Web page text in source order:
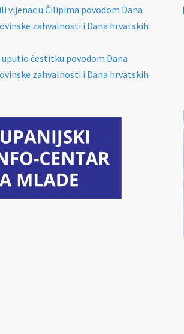
vijenac u Čilipima povodom Dana
zahvalnosti i Dana hrvatskih
uputio čestitku povodom Dana
zahvalnosti i Dana hrvatskih